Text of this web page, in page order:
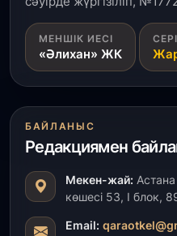
МЕНШІК ИЕСІ
«Әлихан» ЖК
БАЙЛАНЫС
Редакциямен
Мекен-жай:
көшесі 53, І блок,
Email: